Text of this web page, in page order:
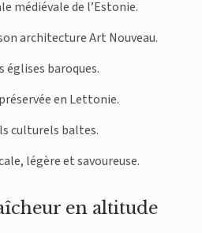
médiévale de l’Estonie.
architecture Art Nouveau.
églises baroques.
en Lettonie.
culturels baltes.
légère et savoureuse.
en altitude